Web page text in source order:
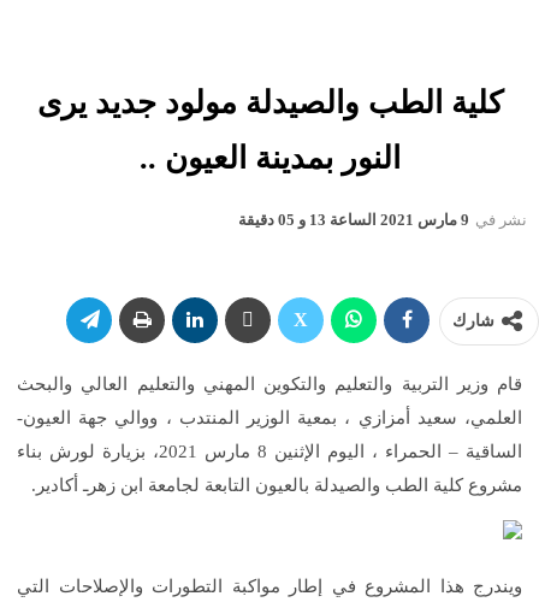
كلية الطب والصيدلة مولود جديد يرى
النور بمدينة العيون ..
نشر في 9 مارس 2021 الساعة 13 و 05 دقيقة
شارك
قام وزير التربية والتعليم والتكوين المهني والتعليم العالي والبحث
العلمي، سعيد أمزازي ، بمعية الوزير المنتدب ، ووالي جهة العيون-
الساقية – الحمراء ، اليوم الإثنين 8 مارس 2021، بزيارة لورش بناء
مشروع كلية الطب والصيدلة بالعيون التابعة لجامعة ابن زهرـ أكادير.
ويندرج هذا المشروع في إطار مواكبة التطورات والإصلاحات التي